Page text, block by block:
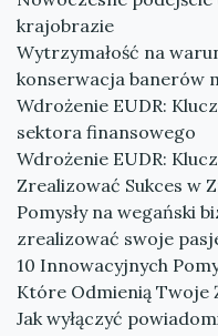
krajobrazie
Wytrzymałość na
konserwacja banerów
Wdrożenie EUDR:
sektora finansowego
Wdrożenie EUDR:
Zrealizować Sukces w
Pomysły na wegański
zrealizować swoje
10 Innowacyjnych
Które Odmienią Twoje
Jak wyłączyć